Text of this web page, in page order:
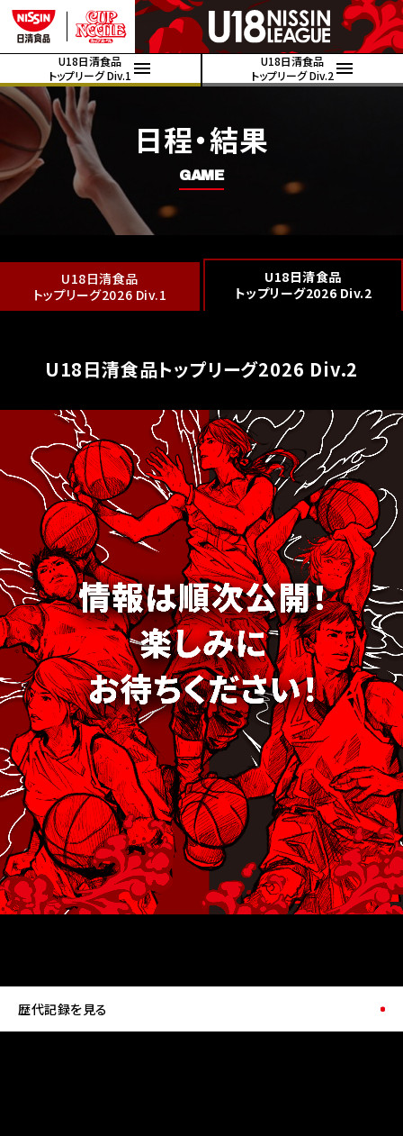
U18日清食品
トップリーグ Div.1
U18日清食品
トップリーグ Div.2
日程・結果
GAME
U18日清食品
トップリーグ2026 Div.1
U18日清食品
トップリーグ2026 Div.2
U18日清食品トップリーグ2026 Div.2
歴代記録を見る